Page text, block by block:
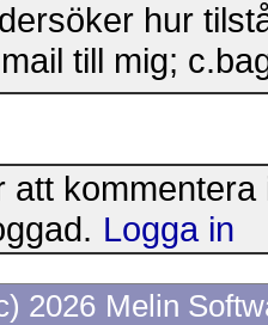
hur
till mig;
att
Logga in
2026 Melin